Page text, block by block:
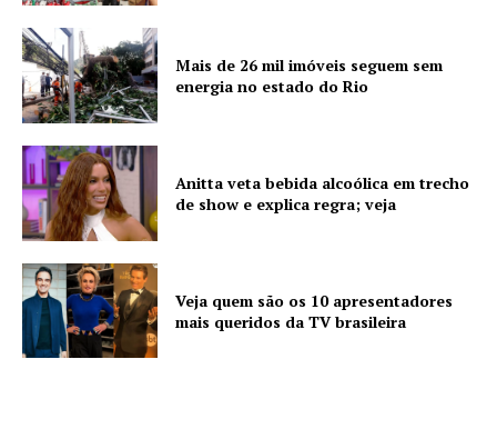
Mais de 26 mil imóveis seguem sem
energia no estado do Rio
Anitta veta bebida alcoólica em trecho
de show e explica regra; veja
Veja quem são os 10 apresentadores
mais queridos da TV brasileira